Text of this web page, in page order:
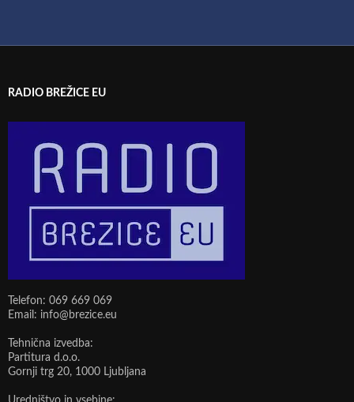
RADIO BREŽICE EU
Telefon: 069 669 069
Email: info@brezice.eu
Tehnična izvedba:
Partitura d.o.o.
Gornji trg 20, 1000 Ljubljana